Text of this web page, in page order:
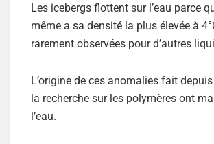
Les icebergs flottent sur l’eau parce
même a sa densité la plus élevée à
rarement observées pour d’autres
L’origine de ces anomalies fait
la recherche sur les polymères ont
l’eau.